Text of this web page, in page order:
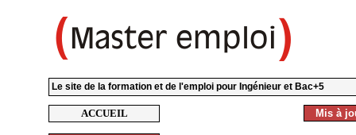
Le site de la formation et de l'emploi pour Ingénieur et Bac+5
ACCUEIL Mis à